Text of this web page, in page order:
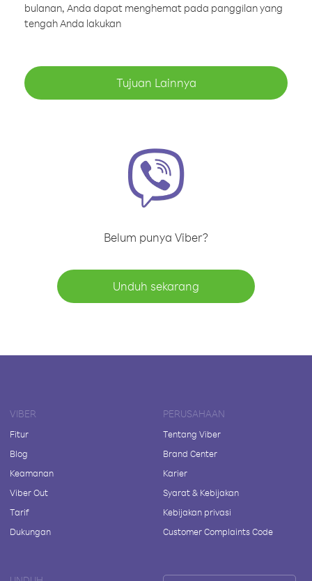
bulanan, Anda dapat menghemat pada panggilan yang
tengah Anda lakukan
Tujuan Lainnya
Belum punya Viber?
Unduh sekarang
VIBER
Fitur
Blog
Keamanan
Viber Out
Tarif
Dukungan
PERUSAHAAN
Tentang Viber
Brand Center
Karier
Syarat & Kebijakan
Kebijakan privasi
Customer Complaints Code